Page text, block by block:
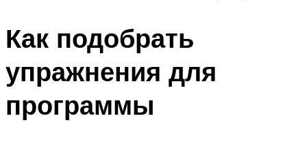
Как подобрать
упражнения для
программы